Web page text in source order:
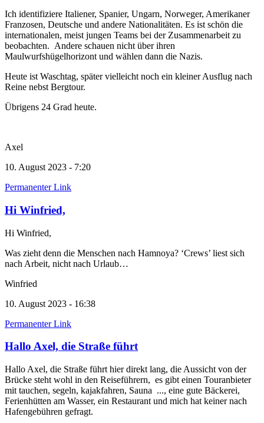
Ich identifiziere Italiener, Spanier, Ungarn, Norweger, Amerikaner
Franzosen, Deutsche und andere Nationalitäten. Es ist schön die
internationalen, meist jungen Teams bei der Zusammenarbeit zu
beobachten. Andere schauen nicht über ihren
Maulwurfshügelhorizont und wählen dann die Nazis.
Heute ist Waschtag, später vielleicht noch ein kleiner Ausflug nach
Reine nebst Bergtour.
Übrigens 24 Grad heute.
Axel
10. August 2023 - 7:20
Permanenter Link
Hi Winfried,
Hi Winfried,
Was zieht denn die Menschen nach Hamnoya? ‘Crews’ liest sich
nach Arbeit, nicht nach Urlaub…
Winfried
10. August 2023 - 16:38
Permanenter Link
Hallo Axel, die Straße führt
Hallo Axel, die Straße führt hier direkt lang, die Aussicht von der
Brücke steht wohl in den Reiseführern, es gibt einen Touranbieter
mit tauchen, segeln, kajakfahren, Sauna ..., eine gute Bäckerei,
Ferienhütten am Wasser, ein Restaurant und mich hat keiner nach
Hafengebühren gefragt.